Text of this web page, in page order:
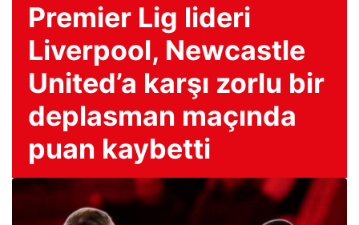
Premier Lig lideri
Liverpool, Newcastle
United’a karşı zorlu bir
deplasman maçında
puan kaybetti